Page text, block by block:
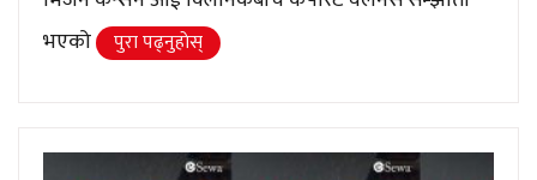
भएको
पुरा पढ्नुहाेस्